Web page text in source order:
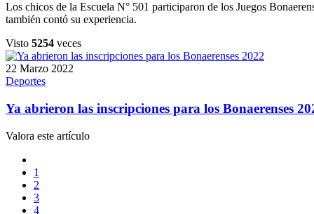
Los chicos de la Escuela N° 501 participaron de los Juegos
también contó su experiencia.
Visto 5254 veces
22 Marzo 2022
Deportes
Ya abrieron las inscripciones para los Bonaerenses
Valora este artículo
1
2
3
4